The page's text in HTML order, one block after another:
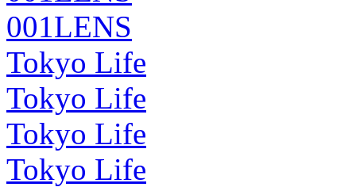
001LENS
Tokyo Life
Tokyo Life
Tokyo Life
Tokyo Life